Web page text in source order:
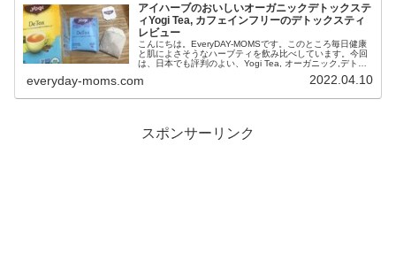
アイハーブのおいしいオーガニックデトックステ
ィYogi Tea, カフェインフリーのデトックスティ
レビュー
こんにちは。EveryDAY-MOMSです。このところ毎日健康
と肌によさそうなハーブティを飲み比べしています。今回
は、日本でも評判のよい、Yogi Tea, オーガニック,デトッ
カフェインフリーで多くのハーブがブレンドされているお
everyday-moms.com 2022.04.10
スポンサーリンク